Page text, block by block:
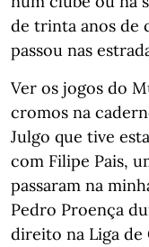
de trinta anos de
passou nas
Ver os jogos do
cromos na
Julgo que tive
com Filipe Pais,
passaram na
Pedro Proença
direito na Liga de